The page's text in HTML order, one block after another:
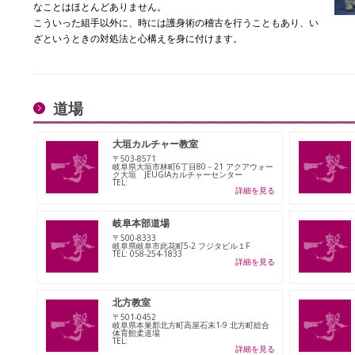
なことはほとんどありません。
こういった組手以外に、時には護身術の稽古を行うこともあり、い
ざというときの対処法と心構えを身に付けます。
道場
大垣カルチャー教室
〒503-8571
岐阜県大垣市林町6丁目80－21 アクアウォー
ク大垣 JEUGIAカルチャーセンター
TEL:
詳細を見る
岐阜本部道場
〒500-8333
岐阜県岐阜市此花町5-2 フジタビル１F
TEL: 058-254-1833
詳細を見る
北方教室
〒501-0452
岐阜県本巣郡北方町高屋石末1-9 北方町総合
体育館柔道場
TEL:
詳細を見る